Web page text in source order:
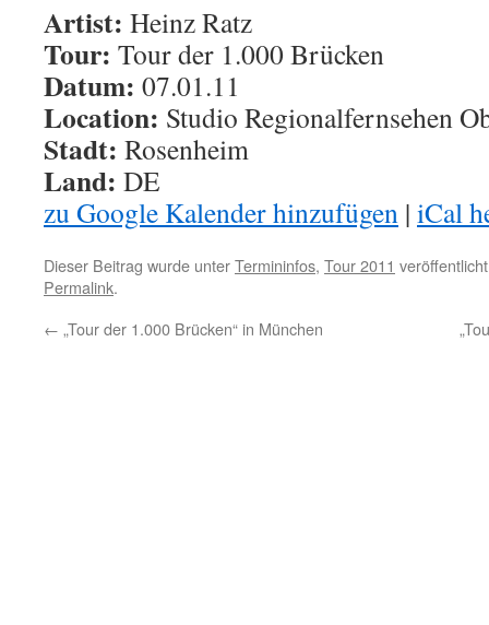
Artist: Heinz Ratz
Tour: Tour der 1.000 Brücken
Datum: 07.01.11
Location: Studio Regionalfernsehen
Stadt: Rosenheim
Land: DE
zu Google Kalender hinzufügen | iCal
Dieser Beitrag wurde unterTermininfos, Tour 2011
Permalink.
← „Tour der 1.000 Brücken“ in München